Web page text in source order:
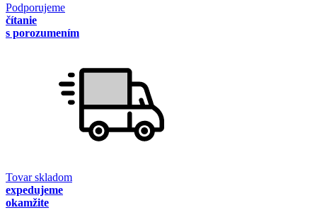
Podporujeme
čítanie
s porozumením
Tovar skladom
expedujeme
okamžite